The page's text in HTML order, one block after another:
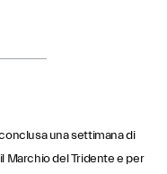
una settimana di
Marchio del Tridente e per